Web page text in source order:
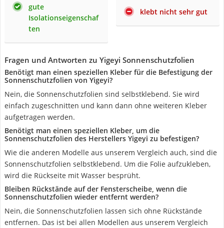
gute
Isolationseigenschaf
ten
klebt nicht sehr gut
Fragen und Antworten zu Yigeyi Sonnenschutzfolien
Benötigt man einen speziellen Kleber für die Befestigung der
Sonnenschutzfolien von Yigeyi?
Nein, die Sonnenschutzfolien sind selbstklebend. Sie wird
einfach zugeschnitten und kann dann ohne weiteren Kleber
aufgetragen werden.
Benötigt man einen speziellen Kleber, um die
Sonnenschutzfolien des Herstellers Yigeyi zu befestigen?
Wie die anderen Modelle aus unserem Vergleich auch, sind die
Sonnenschutzfolien selbstklebend. Um die Folie aufzukleben,
wird die Rückseite mit Wasser besprüht.
Bleiben Rückstände auf der Fensterscheibe, wenn die
Sonnenschutzfolien wieder entfernt werden?
Nein, die Sonnenschutzfolien lassen sich ohne Rückstände
entfernen. Das ist bei allen Modellen aus unserem Vergleich